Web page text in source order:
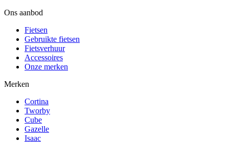
Ons aanbod
Fietsen
Gebruikte fietsen
Fietsverhuur
Accessoires
Onze merken
Merken
Cortina
Tworby
Cube
Gazelle
Isaac